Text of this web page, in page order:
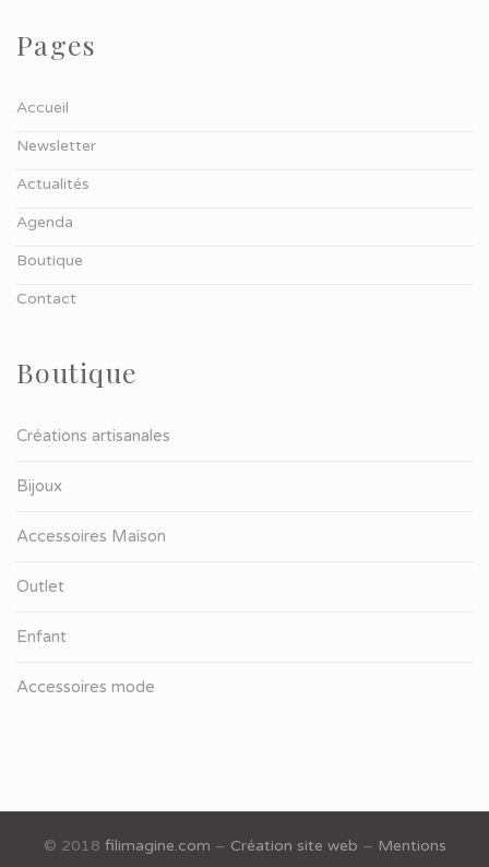
Pages
Accueil
Newsletter
Actualités
Agenda
Boutique
Contact
Boutique
Créations artisanales
Bijoux
Accessoires Maison
Outlet
Enfant
Accessoires mode
© 2018 filimagine.com – Création site web – Mentions